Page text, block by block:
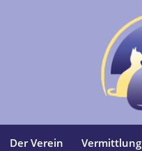
Der Verein Vermittlung